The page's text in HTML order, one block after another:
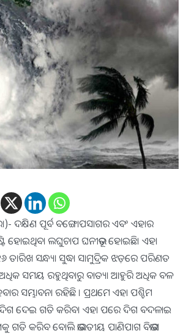
ଦକ୍ଷିଣ ପୂର୍ବ ବଙ୍ଗୋପସାଗର ଏବଂ ଏହାର
ହୋଇଥିବା ଲଘୁଚାପ ଘନୀଭୂତ ହୋଇଛି। ଏହା
ସନ୍ଧ୍ୟା ସୁଦ୍ଧା ସାମୁଦ୍ରିକ ଝଡ଼ରେ ପରିଣତ
ଅଧିକ ସମୟ ରହୁଥିବାରୁ ବାତ୍ୟା ଆହୁରି ଅଧିକ ବଳ
ସମ୍ଭାବନା ରହିଛି । ପ୍ରଥମେ ଏହା ପଶ୍ଚିମ
ଦିଗ ଦେଇ ଗତି କରିବ। ଏହା ପରେ ଦିଗ ବଦଳାଇ
ଗତି କରିବ ବୋଲି ଭାରତୀୟ ପାଣିପାଗ ବିଭାଗ